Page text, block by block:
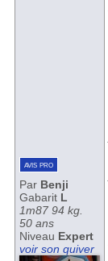
avis pro
Par Benji
Gabarit L
1m87 94 kg.
50 ans
Niveau Expert
voir son quiver